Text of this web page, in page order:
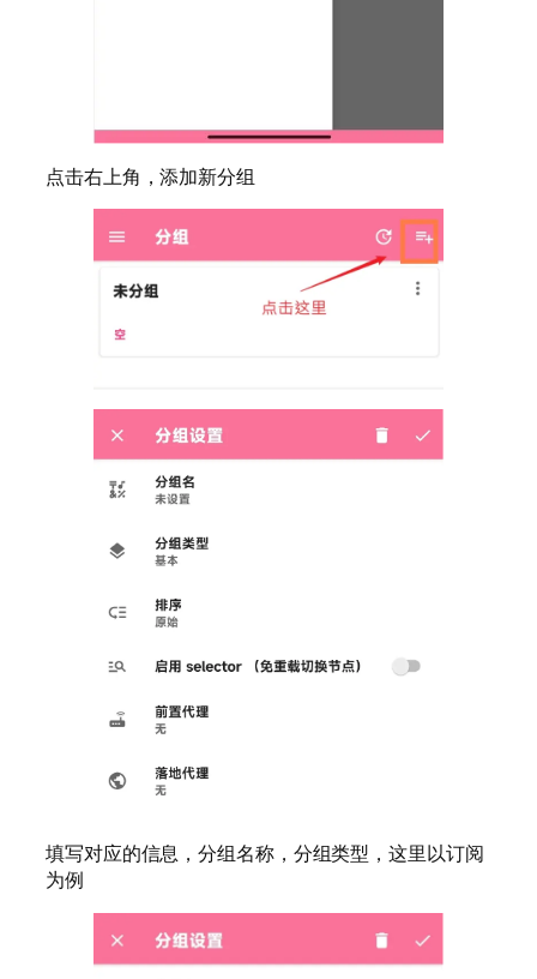
点击右上角，添加新分组
填写对应的信息，分组名称，分组类型，这里以订阅
为例